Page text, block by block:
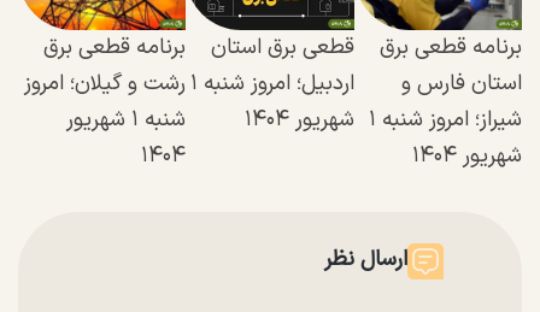
برنامه قطعی برق
استان فارس و
شیراز؛ امروز شنبه ۱
شهریور ۱۴۰۴
قطعی برق استان
اردبیل؛ امروز شنبه ۱
شهریور ۱۴۰۴
برنامه قطعی برق
رشت و گیلان؛ امروز
شنبه ۱ شهریور
۱۴۰۴
ارسال نظر